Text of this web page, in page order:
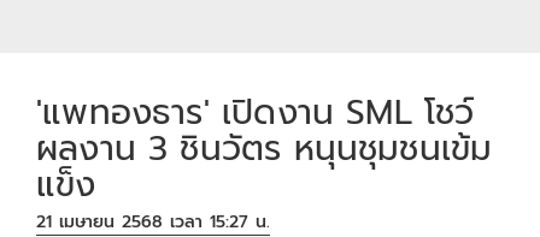
'แพทองธาร' เปิดงาน SML โชว์
ผลงาน 3 ชินวัตร หนุนชุมชนเข้ม
แข็ง
21 เมษายน 2568 เวลา 15:27 น.